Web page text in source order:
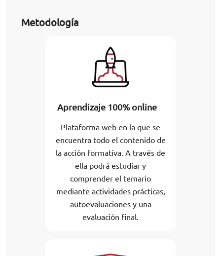
Metodología
Aprendizaje 100% online
Plataforma web en la que se
encuentra todo el contenido de
la acción formativa. A través de
ella podrá estudiar y
comprender el temario
mediante actividades prácticas,
autoevaluaciones y una
evaluación final.